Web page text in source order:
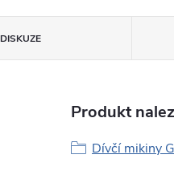
DISKUZE
Produkt
Dívčí mikiny